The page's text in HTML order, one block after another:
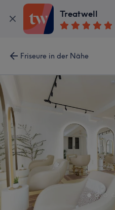
Treatwell
Friseure in der Nähe